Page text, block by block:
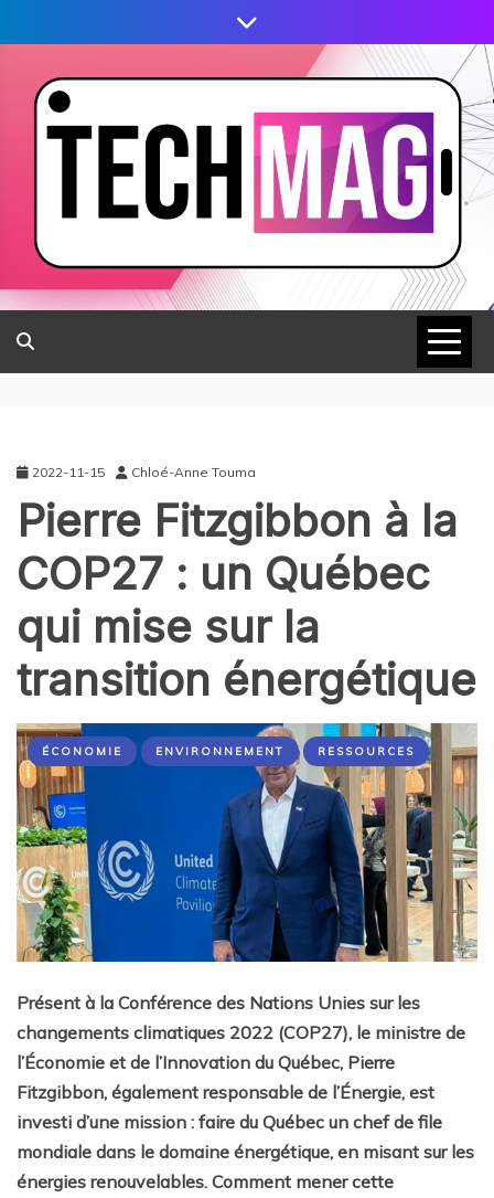
2022-11-15 Chloé-Anne Touma
Pierre Fitzgibbon à la
COP27 : un Québec
qui mise sur la
transition énergétique
ÉCONOMIE ENVIRONNEMENT RESSOURCES
Présent à la Conférence des Nations Unies sur les
changements climatiques 2022 (COP27), le ministre de
l’Économie et de l’Innovation du Québec, Pierre
Fitzgibbon, également responsable de l’Énergie, est
investi d’une mission : faire du Québec un chef de file
mondiale dans le domaine énergétique, en misant sur les
énergies renouvelables. Comment mener cette